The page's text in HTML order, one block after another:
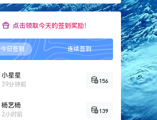
点击领取今天的签到奖励！
今日签到 连续签到
小星星
39分钟前
156
杨艺杨
2小时前
139